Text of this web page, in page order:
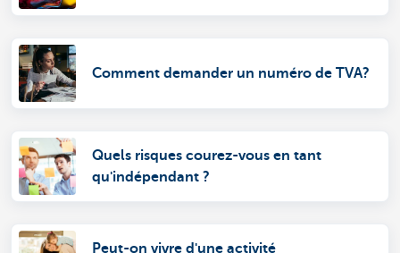
Comment demander un numéro de TVA?
Quels risques courez-vous en tant
qu'indépendant ?
Peut-on vivre d'une activité